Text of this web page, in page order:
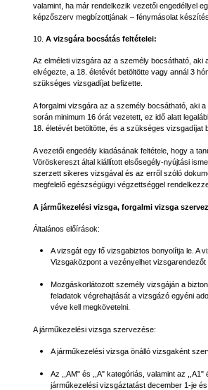
valamint, ha már rendelkezik vezetői engedéllyel
képzőszerv megbízottjának – fénymásolat
10. A vizsgára bocsátás feltételei:
Az elméleti vizsgára az a személy bocsátható, aki
elvégezte, a 18. életévét betöltötte vagy annál 3
szükséges vizsgadíjat befizette.
A forgalmi vizsgára az a személy bocsátható, aki
során minimum 16 órát vezetett, ez idő alatt
18. életévét betöltötte, és a szükséges vizsgadíjat
A vezetői engedély kiadásának feltétele, hogy a
Vöröskereszt által kiállított elsősegély-nyújtási
szerzett sikeres vizsgával és az erről szóló
megfelelő egészségügyi végzettséggel
A járműkezelési vizsga, forgalmi vizsga
Általános előírások:
A vizsgát egy fő vizsgabiztos bonyolítja le. A
Vizsgaközpont a vezényelhet vizsgarendezőt
Mozgáskorlátozott személy vizsgáján a
feladatok végrehajtását a vizsgázó egyéni
véve kell megkövetelni.
A járműkezelési vizsga szervezése:
A járműkezelési vizsga önálló vizsgaként
Az ,,AM" és ,,A" kategóriás, valamint az ,,A1"
járműkezelési vizsgáztatást december 1-je